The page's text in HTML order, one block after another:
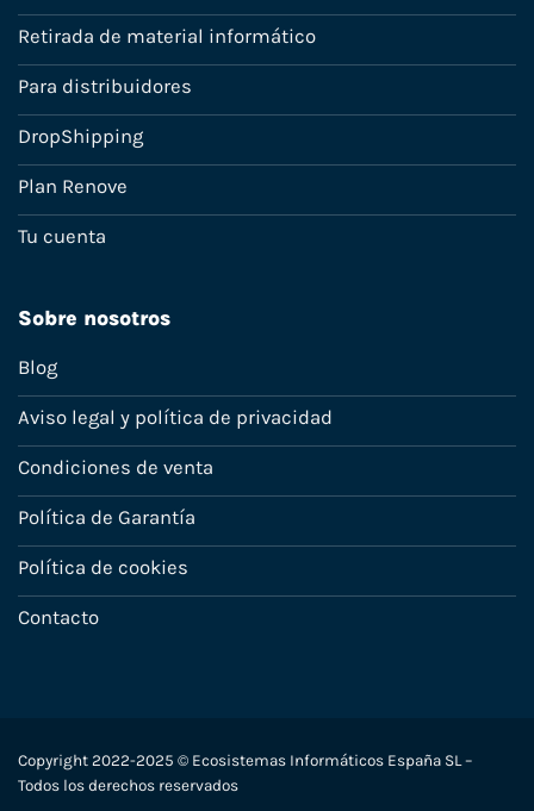
Retirada de material informático
Para distribuidores
DropShipping
Plan Renove
Tu cuenta
Sobre nosotros
Blog
Aviso legal y política de privacidad
Condiciones de venta
Política de Garantía
Política de cookies
Contacto
Copyright 2022-2025 © Ecosistemas Informáticos España SL –
Todos los derechos reservados